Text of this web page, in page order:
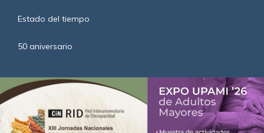
Estado del tiempo
50 aniversario